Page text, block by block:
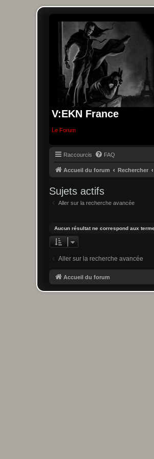
V:EKN France
Le Forum
Raccourcis FAQ
Accueil du forum Rechercher
Sujets actifs
Aller sur la recherche avancée
Aucun résultat ne correspond aux
Aller sur la recherche avancée
Accueil du forum